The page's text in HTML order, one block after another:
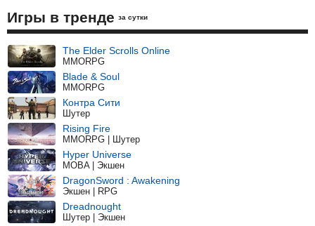
Игры в тренде за сутки
The Elder Scrolls Online
MMORPG
Blade & Soul
MMORPG
Контра Сити
Шутер
Rising Fire
MMORPG | Шутер
Hyper Universe
MOBA | Экшен
DragonSword : Awakening
Экшен | RPG
Dreadnought
Шутер | Экшен